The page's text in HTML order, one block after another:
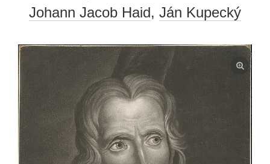
Johann Jacob Haid, Ján Kupecký